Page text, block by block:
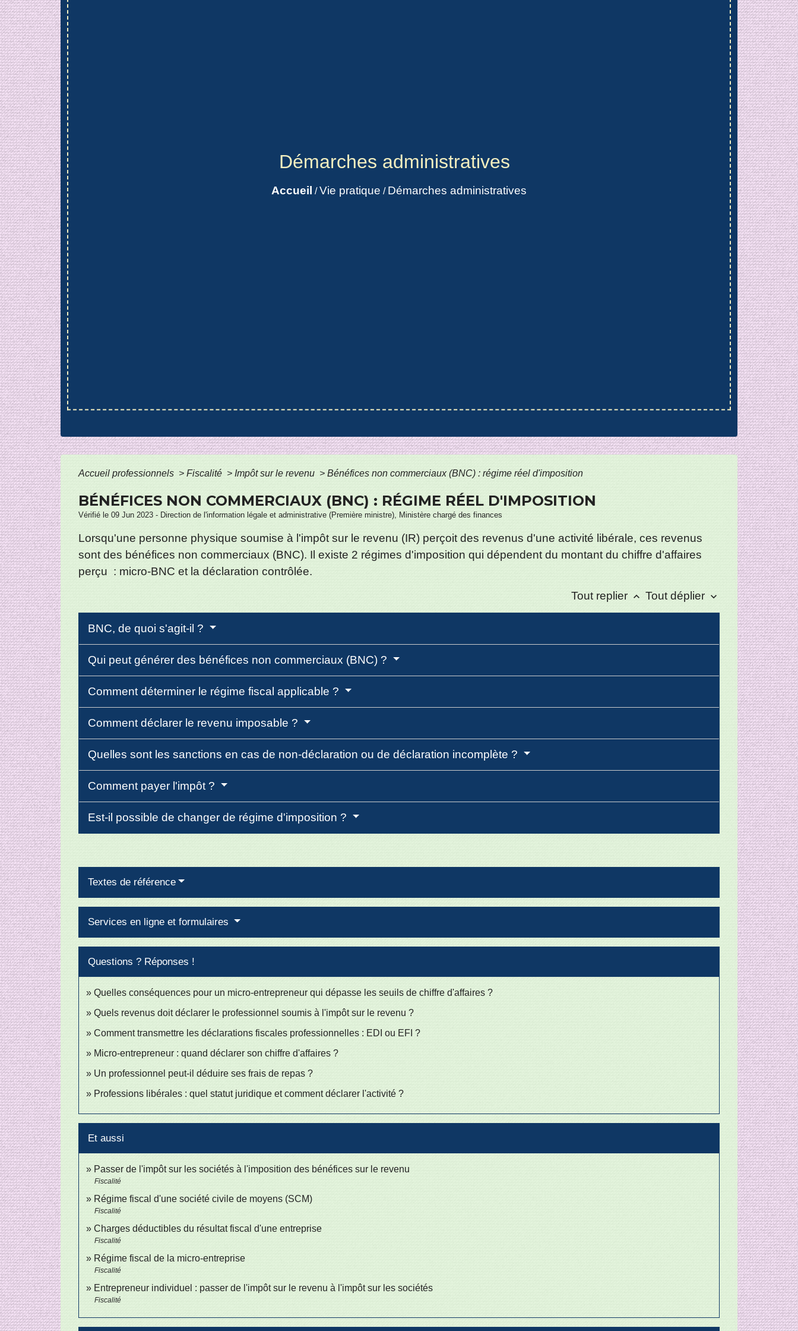
Démarches administratives
Accueil /Vie pratique / Démarches administratives
Accueil professionnels > Fiscalité > Impôt sur le revenu > Bénéfices non commerciaux (BNC) : régime réel d'imposition
BÉNÉFICES NON COMMERCIAUX (BNC) : RÉGIME RÉEL D'IMPOSITION
Vérifié le 09 Jun 2023 - Direction de l'information légale et administrative (Première ministre), Ministère chargé des finances
Lorsqu'une personne physique soumise à l'impôt sur le revenu (IR) perçoit des revenus d'une activité libérale, ces revenus
sont des bénéfices non commerciaux (BNC). Il existe 2 régimes d'imposition qui dépendent du montant du chiffre d'affaires
perçu : micro-BNC et la déclaration contrôlée.
Tout replier keyboard_arrow_up Tout déplier keyboard_arrow_down
BNC, de quoi s'agit-il ?
Qui peut générer des bénéfices non commerciaux (BNC) ?
Comment déterminer le régime fiscal applicable ?
Comment déclarer le revenu imposable ?
Quelles sont les sanctions en cas de non-déclaration ou de déclaration incomplète ?
Comment payer l'impôt ?
Est-il possible de changer de régime d'imposition ?
Textes de référence
Services en ligne et formulaires
Questions ? Réponses !
Quelles conséquences pour un micro-entrepreneur qui dépasse les seuils de chiffre d'affaires ?
Quels revenus doit déclarer le professionnel soumis à l'impôt sur le revenu ?
Comment transmettre les déclarations fiscales professionnelles : EDI ou EFI ?
Micro-entrepreneur : quand déclarer son chiffre d'affaires ?
Un professionnel peut-il déduire ses frais de repas ?
Professions libérales : quel statut juridique et comment déclarer l'activité ?
Et aussi
Passer de l'impôt sur les sociétés à l'imposition des bénéfices sur le revenu
Fiscalité
Régime fiscal d'une société civile de moyens (SCM)
Fiscalité
Charges déductibles du résultat fiscal d'une entreprise
Fiscalité
Régime fiscal de la micro-entreprise
Fiscalité
Entrepreneur individuel : passer de l'impôt sur le revenu à l'impôt sur les sociétés
Fiscalité